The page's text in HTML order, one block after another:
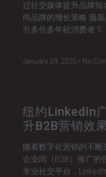
过社交媒体提升品牌知
尚品牌的增长策略 服
引多伦多年轻消费者 5.
January 29, 2025 No
纽约LinkedIn
升B2B营销效
随着数字化营销的不
企业间（B2B）推广的
专业社交平台，